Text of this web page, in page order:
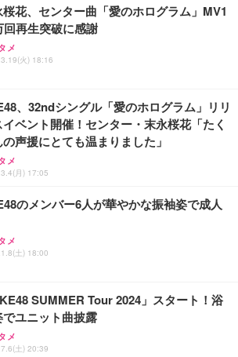
しゃれ パソコンチェア (ホワイト)
オフィスチェア デスクチェア 肘なし メ
通気性 ランバーサポート付き 腰サポート ガ
段階昇降 360度回転 キャスター付き コンパク
24.5inch/280Hz/FHD】GRAPHT THE S
Gaming Monitor 24” Essential ゲーミン
ター QD 24.5インチ 1ms FHD 量子ドット 残
リスオーヤマ ペットシーツ 超厚型 お徳用 レギ
200枚入【Amazon.co.jp限定】
花、センター曲「愛のホログラム」MV1
回再生突破に感謝
メ
火) 18:16
、32ndシングル「愛のホログラム」リリ
イベント開催！センター・末永桜花「たく
の声援にとても温まりました」
メ
月) 17:05
のメンバー6人が華やかな振袖姿で成人
メ
土) 18:00
SUMMER Tour 2024」スタート！浴
ユニット曲披露
メ
土) 20:39